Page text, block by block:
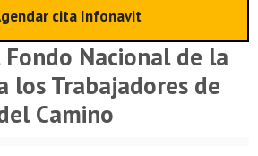
cita Infonavit
Nacional de la
los Trabajadores de
Camino